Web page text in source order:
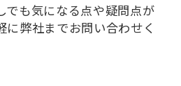
でも気になる点や疑問点が
に弊社までお問い合わせく